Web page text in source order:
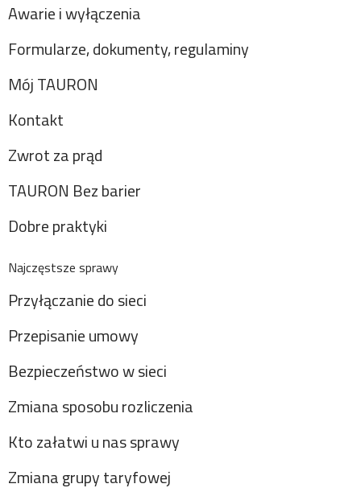
Awarie i wyłączenia
Formularze, dokumenty, regulaminy
Mój TAURON
Kontakt
Zwrot za prąd
TAURON Bez barier
Dobre praktyki
Najczęstsze sprawy
Przyłączanie do sieci
Przepisanie umowy
Bezpieczeństwo w sieci
Zmiana sposobu rozliczenia
Kto załatwi u nas sprawy
Zmiana grupy taryfowej